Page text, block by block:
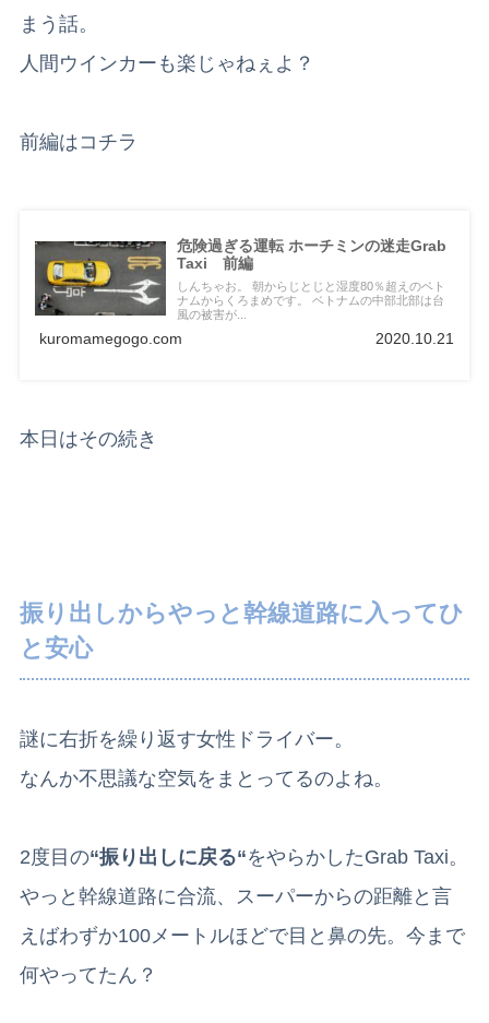
まう話。
人間ウインカーも楽じゃねぇよ？
前編はコチラ
危険過ぎる運転 ホーチミンの迷走Grab
Taxi 前編
しんちゃお。 朝からじとじと湿度80％超えのベト
ナムからくろまめです。 ベトナムの中部北部は台
風の被害が...
kuromamegogo.com 2020.10.21
本日はその続き
振り出しからやっと幹線道路に入ってひ
と安心
謎に右折を繰り返す女性ドライバー。
なんか不思議な空気をまとってるのよね。
2度目の“振り出しに戻る“をやらかしたGrab Taxi。
やっと幹線道路に合流、スーパーからの距離と言
えばわずか100メートルほどで目と鼻の先。今まで
何やってたん？